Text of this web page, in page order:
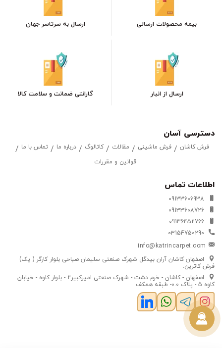
بیمه محصولات ارسالی ارسال به سرتاسر جهان
ارسال از انبار گارانتی ضمانت و سلامت کالا
دسترسی آسان
فرش کاشان فرش ماشینی مقالات کاتالوگ درباره ما
تماس با ما
قوانین و مقررات
اطلاعات تماس
09133606938
09133608726
09136452766
03154750290
info@katrincarpet.com
اصفهان کاشان آران بیدگل شهرک صنعتی سلیمان صباحی بلوار کارگر ( یک)
فرش کاترین.
اصفهان - کاشان - خرم دشت - شهرک صنعتی امیرکبیر2 - بلوار کاوه - خیابان
کاوه 5 - پلاک 0.0- طبقه همکف